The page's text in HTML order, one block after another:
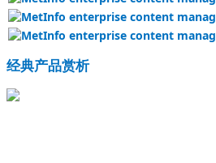
经典产品赏析